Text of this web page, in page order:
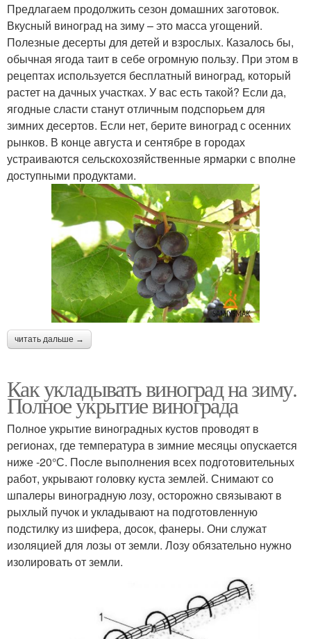
Предлагаем продолжить сезон домашних заготовок.
Вкусный виноград на зиму – это масса угощений.
Полезные десерты для детей и взрослых. Казалось бы,
обычная ягода таит в себе огромную пользу. При этом в
рецептах используется бесплатный виноград, который
растет на дачных участках. У вас есть такой? Если да,
ягодные сласти станут отличным подспорьем для
зимних десертов. Если нет, берите виноград с осенних
рынков. В конце августа и сентябре в городах
устраиваются сельскохозяйственные ярмарки с вполне
доступными продуктами.
читать дальше →
Как укладывать виноград на зиму.
Полное укрытие винограда
Полное укрытие виноградных кустов проводят в
регионах, где температура в зимние месяцы опускается
ниже -20°С. После выполнения всех подготовительных
работ, укрывают головку куста землей. Снимают со
шпалеры виноградную лозу, осторожно связывают в
рыхлый пучок и укладывают на подготовленную
подстилку из шифера, досок, фанеры. Они служат
изоляцией для лозы от земли. Лозу обязательно нужно
изолировать от земли.